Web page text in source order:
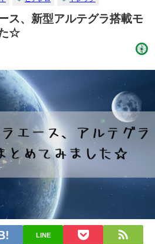
ス、新型アルテグラ搭載モ
☆
LINE